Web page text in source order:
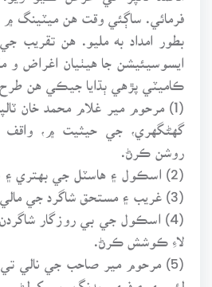
فرمائي. ساڳئي وقت هن ميٽينگ ۾
بطور امداد به مليو. هن تقريب
ايسوسيئيشن جا هيٺيان اغراض و
ڪاميٽي پڙهي ٻڌايا جيڪي هن طرح
(1) مرحوم مير غلام محمد خان
گهڻگهري، جي حيثيت ۾، واقف
(2) اسڪول ۽ هاسٽل جي بهتري ۽ سڌاري لاءِ ڪم ڪرڻ.
(3) غريب ۽ مستحق شاگرد جي مالي مدد ڪرڻ.
(4) اسڪول جي بي روزگار
لاءِ ڪوشش ڪرڻ.
(5) مرحوم مير صاحب جي نالي
لئبرري ۽ فري ريڊنگ روم کولڻ.